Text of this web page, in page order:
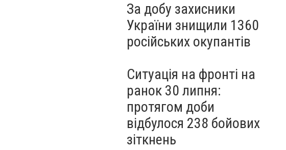
За добу захисники
України знищили 1360
російських окупантів
Ситуація на фронті на
ранок 30 липня:
протягом доби
відбулося 238 бойових
зіткнень